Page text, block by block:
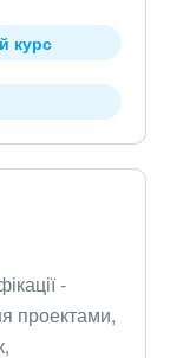
курс
-
проектами,